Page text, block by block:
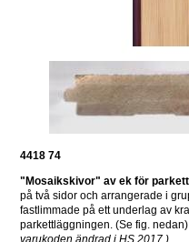
4418 74
"Mosaikskivor" av ek för
på två sidor och arrangerade i
fastlimmade på ett underlag av
parkettläggningen. (Se fig.